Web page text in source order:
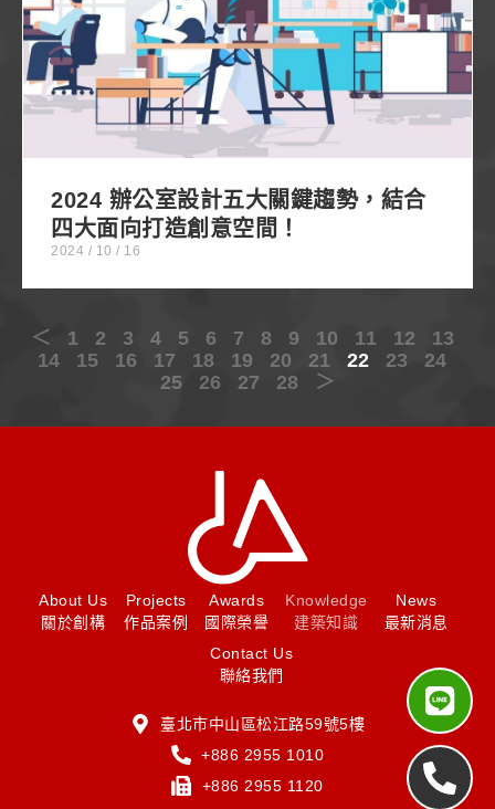
創意空間！
2024 辦公室設計五大關鍵趨勢，結合
四大面向打造創意空間！
2024 / 10 / 16
＜ 1 2 3 4 5 6 7 8 9 10 11 12
13
14
15 16 17 18 19 20 21 22 23
24
25
26 27 28 ＞
About Us
關於創構
Projects
作品案例
Awards
國際榮譽
Knowledge
建築知識
News
最新消息
Contact Us
聯絡我們
臺北市中山區松江路59號5樓
+886 2955 1010
+886 2955 1120